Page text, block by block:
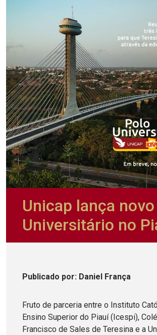
Unicap lança
Universitário no
Publicado por: Daniel França
Fruto de parceria entre o Instituto
Ensino Superior do Piauí (Icespi),
Francisco de Sales de Teresina e a